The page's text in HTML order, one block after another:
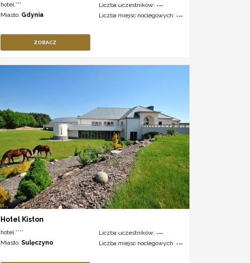
hotel ***
Miasto: Gdynia
Liczba uczestników: ---
Liczba miejsc noclegowych: ---
ZOBACZ
Hotel Kiston
hotel ****
Miasto:Sulęczyno
Liczba uczestników: ---
Liczba miejsc noclegowych: ---